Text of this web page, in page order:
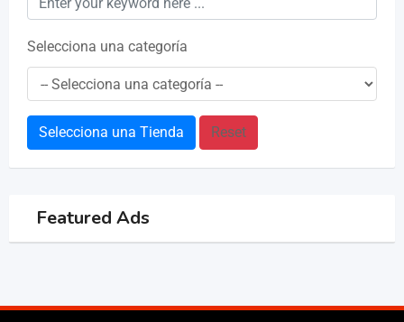
Selecciona una categoría
Selecciona una Tienda Reset
Featured Ads